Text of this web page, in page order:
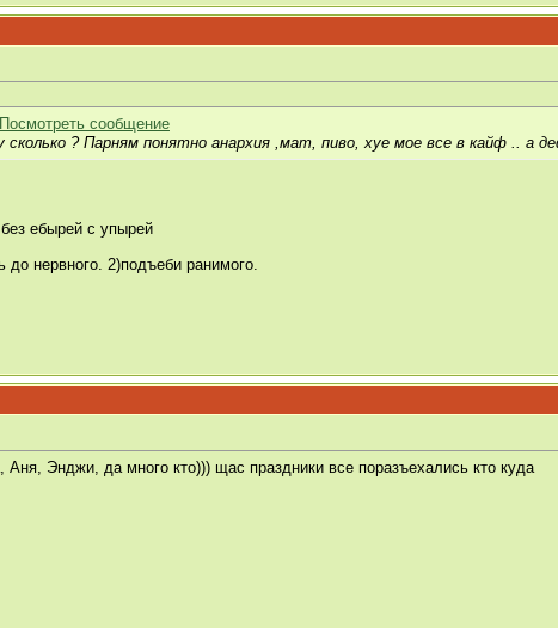
сколько ? Парням понятно анархия ,мат, пиво, хуе мое все в кайф .. а
ебырей с упырей
нервного. 2)подъеби ранимого.
Энджи, да много кто))) щас праздники все поразъехались кто куда